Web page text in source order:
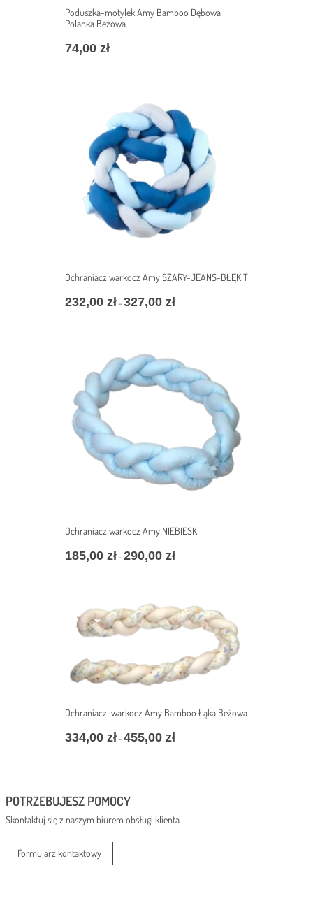
Poduszka-motylek Amy Bamboo Dębowa
Polanka Beżowa
74,00 zł
Ochraniacz warkocz Amy SZARY-JEANS-BŁĘKIT
232,00 zł– 327,00 złZakres
327,00 zł
Ochraniacz warkocz Amy NIEBIESKI
185,00 zł– 290,00 złZakres
do
290,00 zł
Ochraniacz-warkocz Amy Bamboo Łąka Beżowa
334,00 zł– 455,00 złZakres
POTRZEBUJESZ POMOCY
Skontaktuj się z naszym biurem obsługi klienta
Formularz kontaktowy